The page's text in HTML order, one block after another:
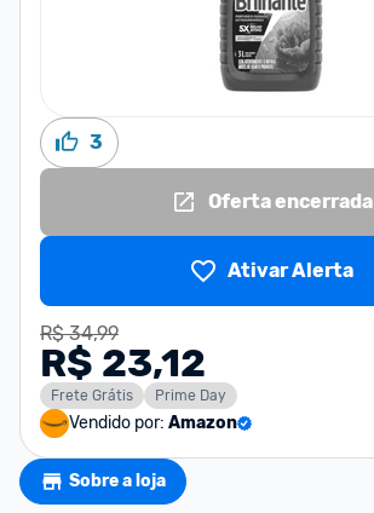
3
Oferta encerrada
Ativar Alerta
R$ 34,99
R$ 23,12
Frete Grátis Prime Day
Vendido por: Amazon
Sobre a loja